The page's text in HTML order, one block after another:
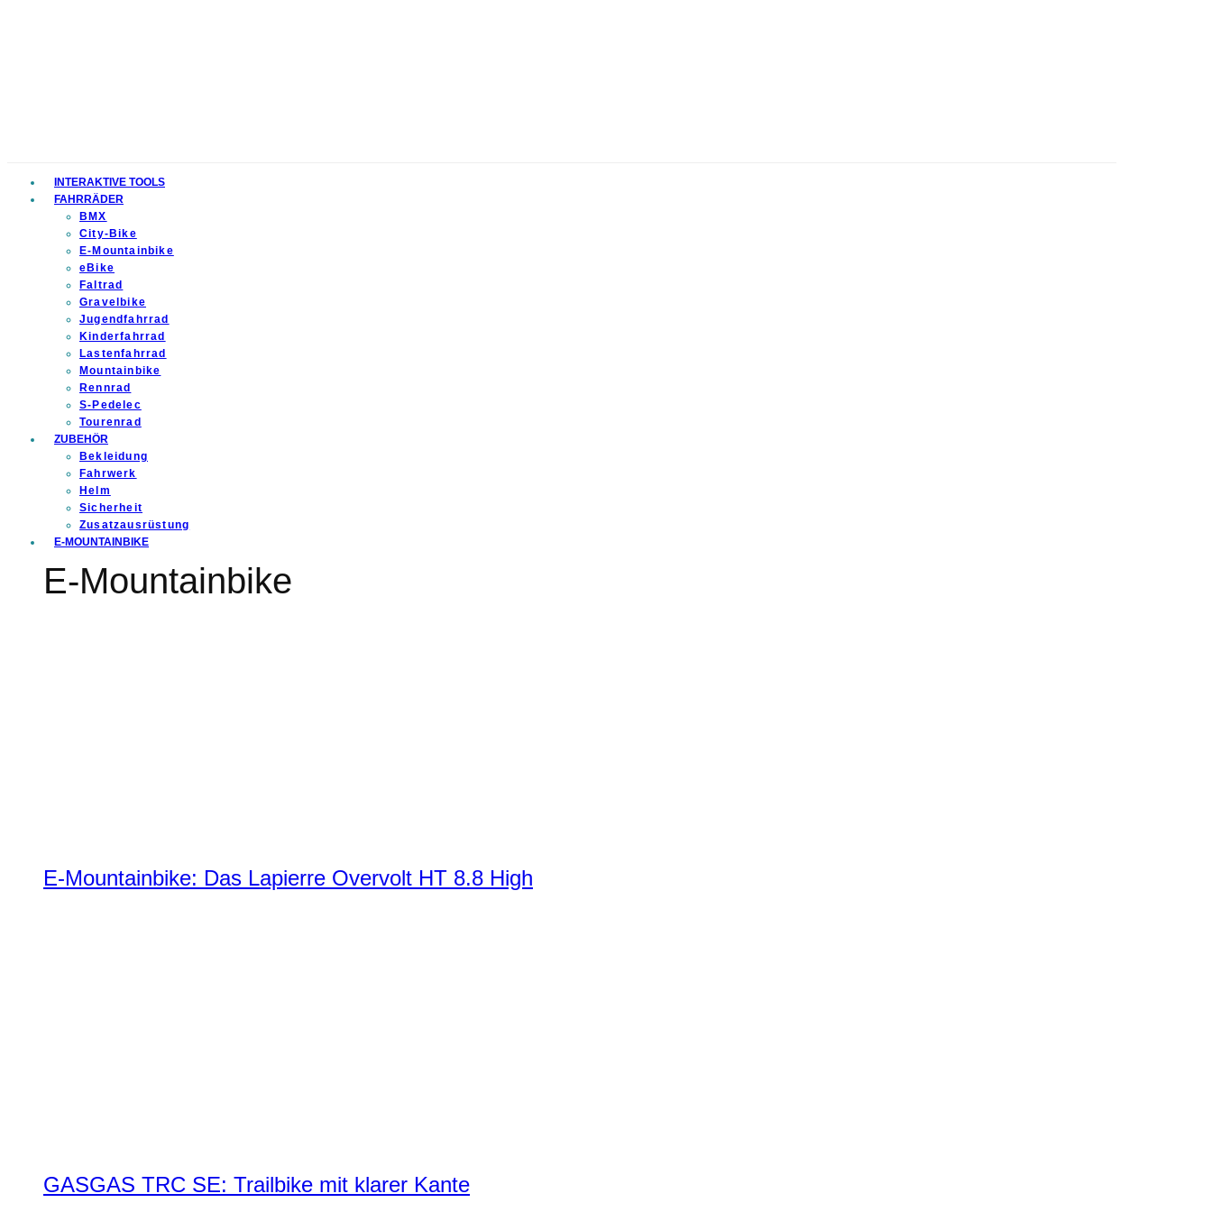
INTERAKTIVE TOOLS
FAHRRÄDER
BMX
City-Bike
E-Mountainbike
eBike
Faltrad
Gravelbike
Jugendfahrrad
Kinderfahrrad
Lastenfahrrad
Mountainbike
Rennrad
S-Pedelec
Tourenrad
ZUBEHÖR
Bekleidung
Fahrwerk
Helm
Sicherheit
Zusatzausrüstung
E-MOUNTAINBIKE
E-Mountainbike
E-Mountainbike: Das Lapierre Overvolt HT 8.8 High
GASGAS TRC SE: Trailbike mit klarer Kante